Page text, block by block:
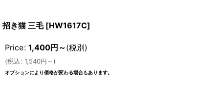
招き猫 三毛 [HW1617C]
Price: 1,400円 ～(税別)
(税込: 1,540円 ～ )
オプションにより価格が変わる場合もあります。